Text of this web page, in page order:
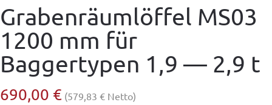
Grabenräumlöffel MS03
1200 mm für
Baggertypen 1,9 — 2,9 t
690,00 € (579,83 € Netto)